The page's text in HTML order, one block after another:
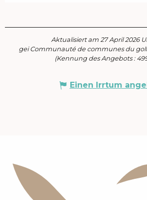
Aktualisiert am 27 April 2026
gei Communauté de communes du
(Kennung des Angebots :
Einen Irrtum